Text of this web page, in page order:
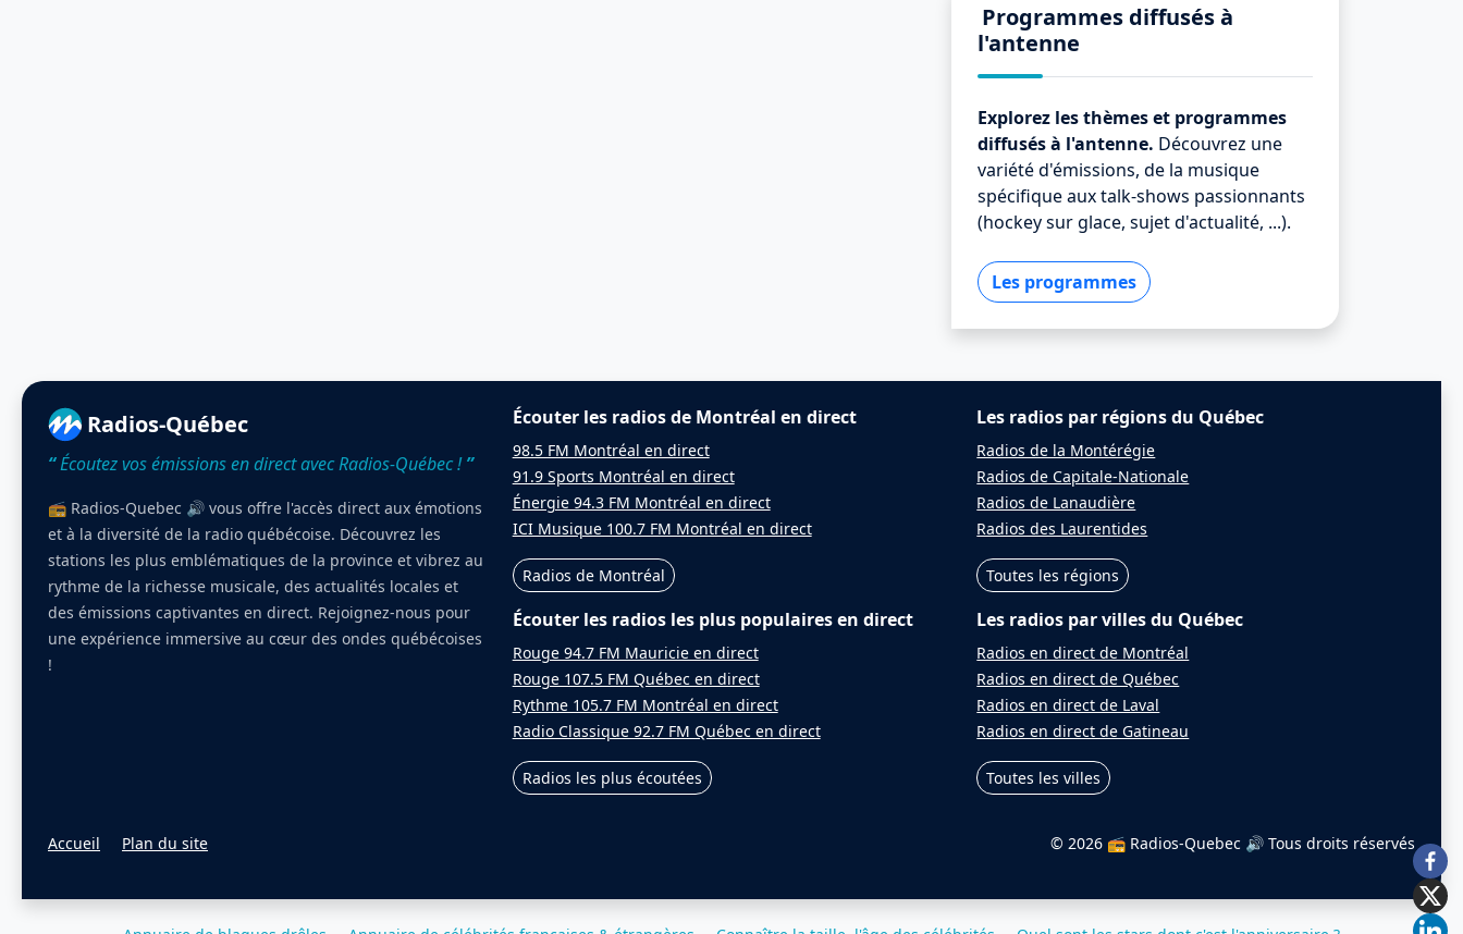
Programmes diffusés à
l'antenne
Explorez les thèmes et programmes
diffusés à l'antenne. Découvrez une
variété d'émissions, de la musique
spécifique aux talk-shows passionnants
(hockey sur glace, sujet d'actualité, ...).
Les programmes
Radios-Québec
“Écoutez vos émissions en direct avec Radios-Québec !”
📻 Radios-Quebec 🔊 vous offre l'accès direct aux émotions
et à la diversité de la radio québécoise. Découvrez les
stations les plus emblématiques de la province et vibrez au
rythme de la richesse musicale, des actualités locales et
des émissions captivantes en direct. Rejoignez-nous pour
une expérience immersive au cœur des ondes québécoises
!
Écouter les radios de Montréal en direct
98.5 FM Montréal en direct
91.9 Sports Montréal en direct
Énergie 94.3 FM Montréal en direct
ICI Musique 100.7 FM Montréal en direct
Radios de Montréal
Écouter les radios les plus populaires en direct
Rouge 94.7 FM Mauricie en direct
Rouge 107.5 FM Québec en direct
Rythme 105.7 FM Montréal en direct
Radio Classique 92.7 FM Québec en direct
Radios les plus écoutées
Les radios par régions du Québec
Radios de la Montérégie
Radios de Capitale-Nationale
Radios de Lanaudière
Radios des Laurentides
Toutes les régions
Les radios par villes du Québec
Radios en direct de Montréal
Radios en direct de Québec
Radios en direct de Laval
Radios en direct de Gatineau
Toutes les villes
Accueil Plan du site © 2026 📻 Radios-Quebec 🔊 Tous droits réservés